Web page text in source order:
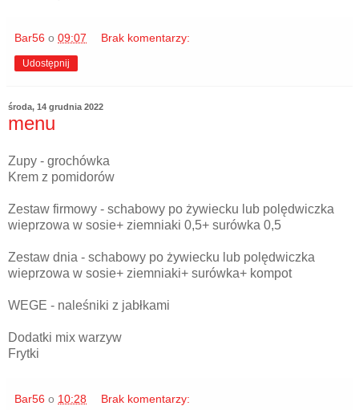
Bar56 o 09:07 Brak komentarzy:
Udostępnij
środa, 14 grudnia 2022
menu
Zupy - grochówka
Krem z pomidorów
Zestaw firmowy - schabowy po żywiecku lub polędwiczka
wieprzowa w sosie+ ziemniaki 0,5+ surówka 0,5
Zestaw dnia - schabowy po żywiecku lub polędwiczka
wieprzowa w sosie+ ziemniaki+ surówka+ kompot
WEGE - naleśniki z jabłkami
Dodatki mix warzyw
Frytki
Bar56 o 10:28 Brak komentarzy: